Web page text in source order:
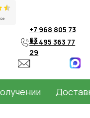
73
Доставка